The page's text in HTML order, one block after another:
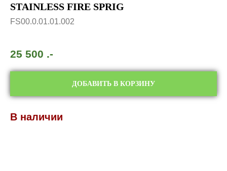
STAINLESS FIRE SPRIG
FS00.0.01.01.002
25 500 .-
ДОБАВИТЬ В КОРЗИНУ
В наличии